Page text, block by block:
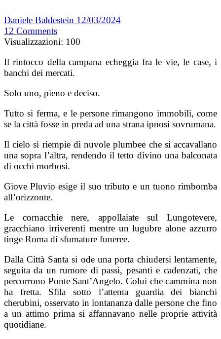
Daniele Baldestein 12/03/2024
12 Comments
Visualizzazioni: 100
Il rintocco della campana echeggia fra le vie, le case, i
banchi dei mercati.
Solo uno, pieno e deciso.
Tutto si ferma, e le persone rimangono immobili, come
se la città fosse in preda ad una strana ipnosi sovrumana.
Il cielo si riempie di nuvole plumbee che si accavallano
una sopra l’altra, rendendo il tetto divino una balconata
di occhi morbosi.
Giove Pluvio esige il suo tributo e un tuono rimbomba
all’orizzonte.
Le cornacchie nere, appollaiate sul Lungotevere,
gracchiano irriverenti mentre un lugubre alone azzurro
tinge Roma di sfumature funeree.
Dalla Città Santa si ode una porta chiudersi lentamente,
seguita da un rumore di passi, pesanti e cadenzati, che
percorrono Ponte Sant’Angelo. Colui che cammina non
ha fretta. Sfila sotto l’attenta guardia dei bianchi
cherubini, osservato in lontananza dalle persone che fino
a un attimo prima si affannavano nelle proprie attività
quotidiane.